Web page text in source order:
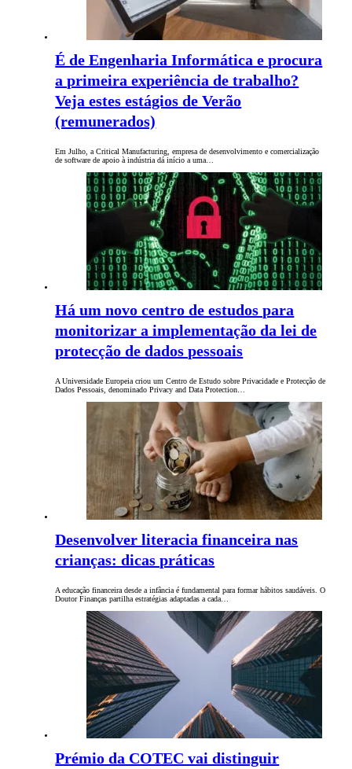
É de Engenharia Informática e procura
a primeira experiência de trabalho?
Veja estes estágios de Verão
(remunerados)
Em Julho, a Critical Manufacturing, empresa de desenvolvimento e comercialização
de software de apoio à indústria dá início a uma…
Há um novo centro de estudos para
monitorizar a implementação da lei de
protecção de dados pessoais
A Universidade Europeia criou um Centro de Estudo sobre Privacidade e Protecção de
Dados Pessoais, denominado Privacy and Data Protection…
Desenvolver literacia financeira nas
crianças: dicas práticas
A educação financeira desde a infância é fundamental para formar hábitos saudáveis. O
Doutor Finanças partilha estratégias adaptadas a cada…
Prémio da COTEC vai distinguir